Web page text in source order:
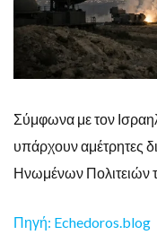
Σύμφωνα με τον
υπάρχουν αμέτρητες
Ηνωμένων Πολιτειών
Πηγή: Echedoros.blog